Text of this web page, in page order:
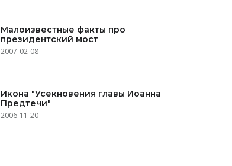
Малоизвестные факты про
президентский мост
2007-02-08
Икона "Усекновения главы Иоанна
Предтечи"
2006-11-20